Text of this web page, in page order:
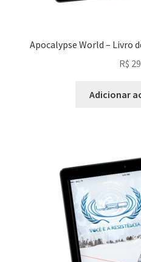
Apocalypse World – Livro
R$
Adicionar